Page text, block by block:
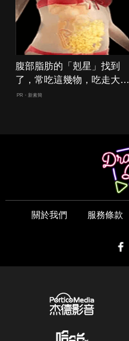
腹部脂肪的「剋星」找到
了，常吃這幾物，吃走大肚
囊，瘦出小蠻腰
PR・新素簡
關於我們 服務條款